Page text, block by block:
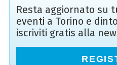
Resta aggiornato su
eventi a Torino e
iscriviti gratis alla